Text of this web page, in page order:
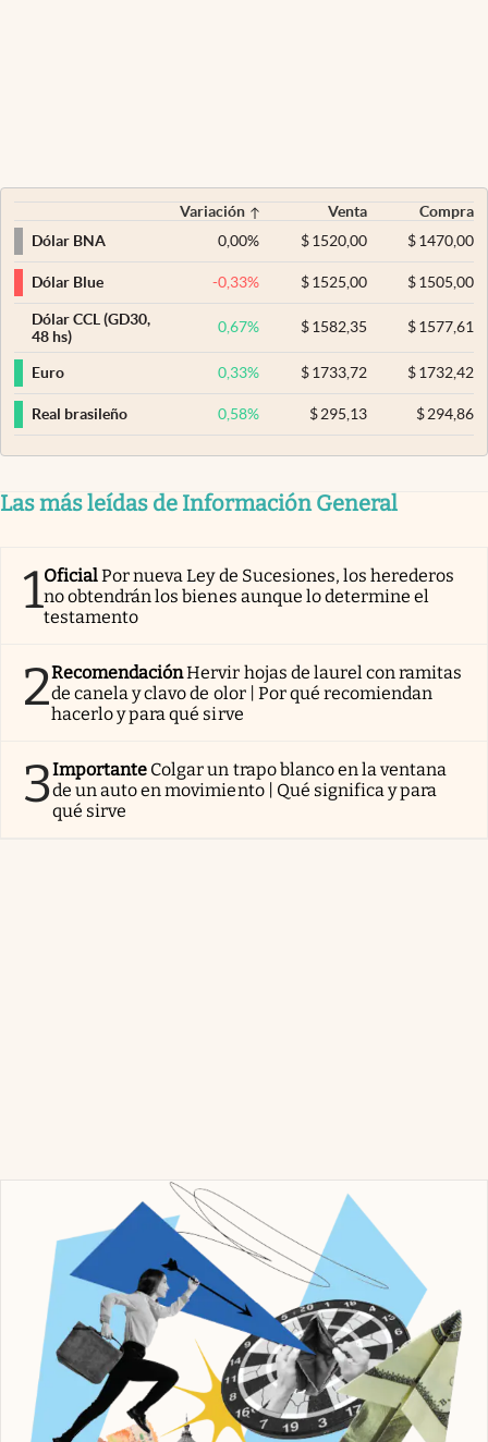
Variación Venta
Compra
Dólar BNA
0,00% $ 1520,00 $1470,00
Dólar Blue -0,33% $ 1525,00 $1505,00
Dólar CCL (GD30,
48 hs)
0,67% $ 1582,35 $1577,61
Euro 0,33% $ 1733,72 $1732,42
Real brasileño 0,58% $ 295,13 $294,86
Las más leídas de Información General
1OficialPor nueva Ley de Sucesiones, los herederos
no obtendrán los bienes aunque lo determine el
testamento
2RecomendaciónHervir hojas de laurel con ramitas
de canela y clavo de olor | Por qué recomiendan
hacerlo y para qué sirve
3Importante Colgar un trapo blanco en la ventana
de un auto en movimiento | Qué significa y para
qué sirve